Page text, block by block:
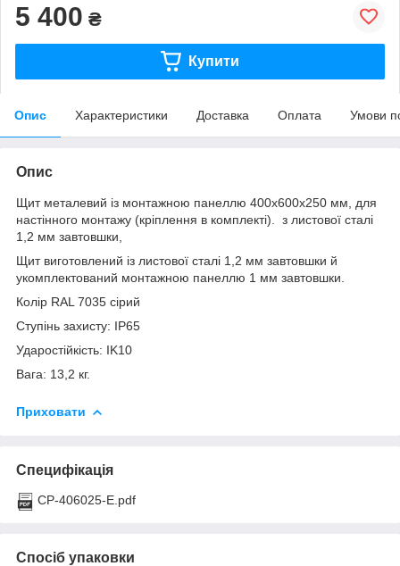
5 400 ₴
Купити
Опис Характеристики Доставка Оплата Умови
Опис
Щит металевий із монтажною панеллю 400х600х250 мм, для
настінного монтажу (кріплення в комплекті). з листової сталі
1,2 мм завтовшки,
Щит виготовлений із листової сталі 1,2 мм завтовшки й
укомплектований монтажною панеллю 1 мм завтовшки.
Колір RAL 7035 сірий
Ступінь захисту: IP65
Ударостійкість: IK10
Вага: 13,2 кг.
Приховати
Специфікація
CP-406025-E.pdf
Спосіб упаковки